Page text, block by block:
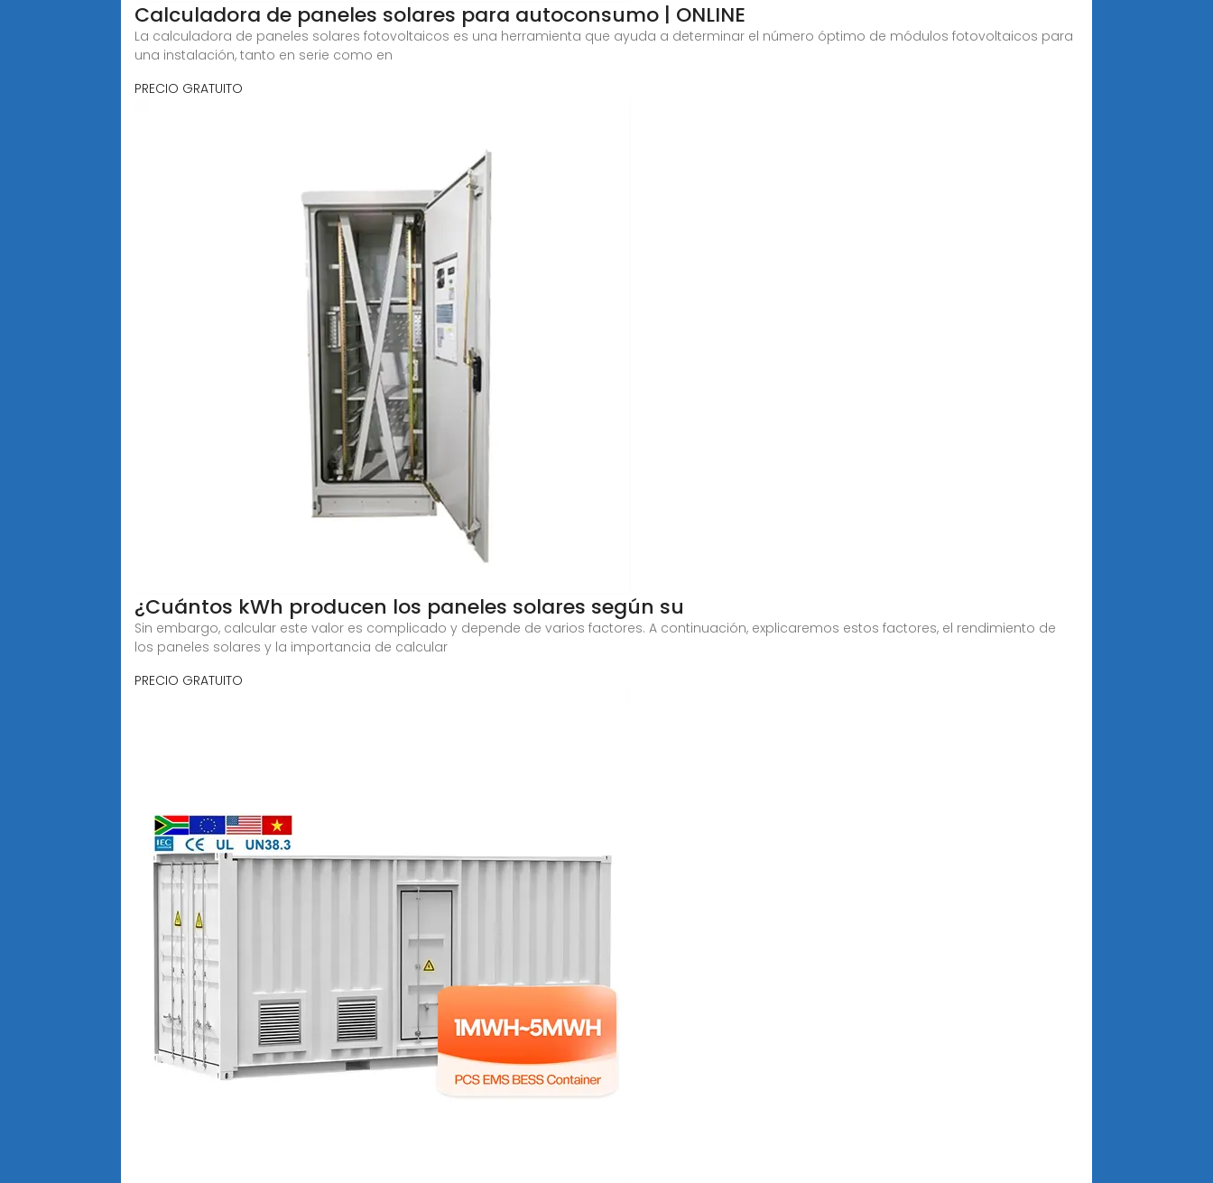
Calculadora de paneles solares para autoconsumo | ONLINE
La calculadora de paneles solares fotovoltaicos es una herramienta que ayuda a determinar el número óptimo de módulos fotovoltaicos para
una instalación, tanto en serie como en
PRECIO GRATUITO
¿Cuántos kWh producen los paneles solares según su
Sin embargo, calcular este valor es complicado y depende de varios factores. A continuación, explicaremos estos factores, el rendimiento de
los paneles solares y la importancia de calcular
PRECIO GRATUITO